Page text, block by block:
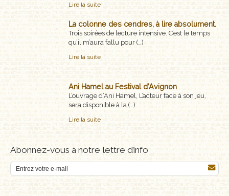
Lire la suite
La colonne des cendres, à lire absolument.
Trois soirées de lecture intensive. C’est le temps
qu’il m’aura fallu pour (…)
Lire la suite
Ani Hamel au Festival d’Avignon
L’ouvrage d’Ani Hamel, L’acteur face à son jeu,
sera disponible à la (…)
Lire la suite
Abonnez-vous à notre lettre d’info